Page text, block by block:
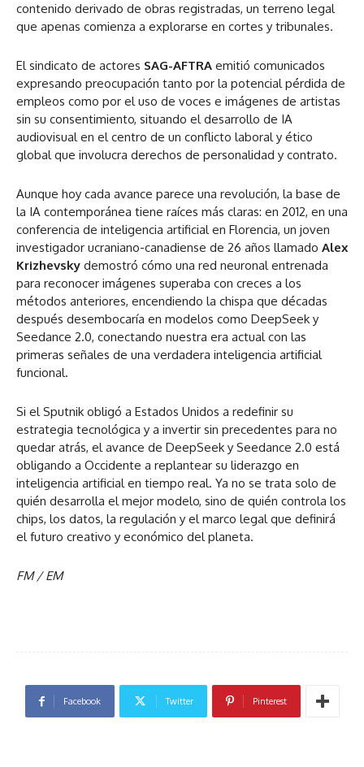
contenido derivado de obras registradas, un terreno legal
que apenas comienza a explorarse en cortes y tribunales.
El sindicato de actores SAG-AFTRA emitió comunicados
expresando preocupación tanto por la potencial pérdida de
empleos como por el uso de voces e imágenes de artistas
sin su consentimiento, situando el desarrollo de IA
audiovisual en el centro de un conflicto laboral y ético
global que involucra derechos de personalidad y contrato.
Aunque hoy cada avance parece una revolución, la base de
la IA contemporánea tiene raíces más claras: en 2012, en una
conferencia de inteligencia artificial en Florencia, un joven
investigador ucraniano-canadiense de 26 años llamado Alex
Krizhevsky demostró cómo una red neuronal entrenada
para reconocer imágenes superaba con creces a los
métodos anteriores, encendiendo la chispa que décadas
después desembocaría en modelos como DeepSeek y
Seedance 2.0, conectando nuestra era actual con las
primeras señales de una verdadera inteligencia artificial
funcional.
Si el Sputnik obligó a Estados Unidos a redefinir su
estrategia tecnológica y a invertir sin precedentes para no
quedar atrás, el avance de DeepSeek y Seedance 2.0 está
obligando a Occidente a replantear su liderazgo en
inteligencia artificial en tiempo real. Ya no se trata solo de
quién desarrolla el mejor modelo, sino de quién controla los
chips, los datos, la regulación y el marco legal que definirá
el futuro creativo y económico del planeta.
FM / EM
Facebook Twitter Pinterest